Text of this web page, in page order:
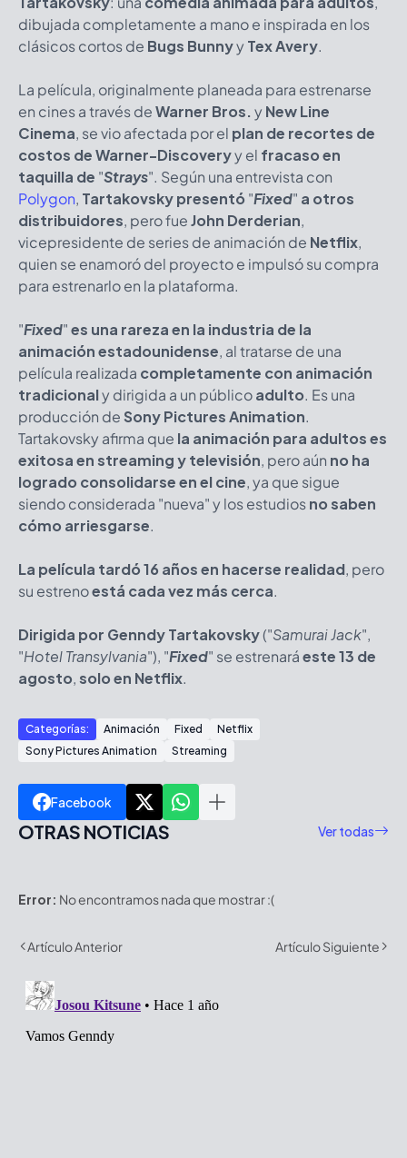
dibujada completamente a mano e inspirada en los
clásicos cortos de Bugs BunnyyTex Avery.
La película, originalmente planeada para estrenarse
en cines a través deWarner Bros.yNew Line
Cinema, se vio afectada por el plan de recortes de
costos de Warner-Discoveryy el fracaso en
taquilla de "Strays". Según una entrevista con
Polygon, Tartakovsky presentó "Fixed" a otros
distribuidores, pero fueJohn Derderian,
vicepresidente de series de animación de Netflix,
quien se enamoró del proyecto e impulsó su compra
para estrenarlo en la plataforma.
"Fixed"es una rareza en la industria de la
animación estadounidense, al tratarse de una
película realizada completamente con animación
tradicionaly dirigida a un públicoadulto. Es una
producción de Sony Pictures Animation.
Tartakovsky afirma que la animación para adultos es
exitosa en streaming y televisión, pero aún no ha
logrado consolidarse en el cine, ya que sigue
siendo considerada "nueva" y los estudiosno saben
cómo arriesgarse.
La película tardó 16 años en hacerse realidad, pero
su estrenoestá cada vez más cerca.
Dirigida por Genndy Tartakovsky("Samurai Jack",
"Hotel Transylvania"), "Fixed" se estrenaráeste 13 de
agosto,solo en Netflix.
Categorías: Animación Fixed
Netflix
Sony Pictures Animation
Streaming
Facebook
OTRAS NOTICIAS Ver todas
Error: No encontramos nada que mostrar :(
Artículo Anterior Artículo Siguiente